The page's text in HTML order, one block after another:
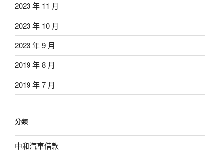
2023 年 11 月
2023 年 10 月
2023 年 9 月
2019 年 8 月
2019 年 7 月
分類
中和汽車借款